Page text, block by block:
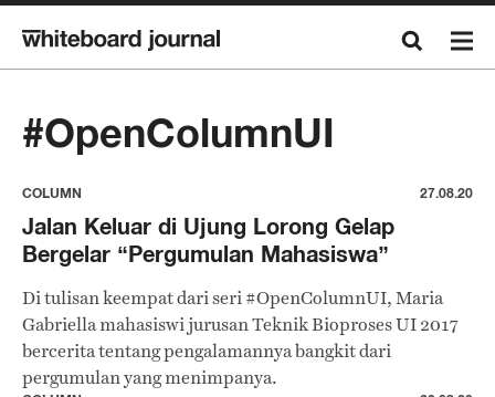
#OpenColumnUI
COLUMN 27.08.20
Jalan Keluar di Ujung Lorong Gelap
Bergelar “Pergumulan Mahasiswa”
Di tulisan keempat dari seri #OpenColumnUI, Maria
Gabriella mahasiswi jurusan Teknik Bioproses UI 2017
bercerita tentang pengalamannya bangkit dari
pergumulan yang menimpanya.